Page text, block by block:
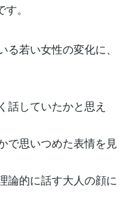
。
若い女性の変化に、
話していたかと思え
で思いつめた表情を見
論的に話す大人の顔に